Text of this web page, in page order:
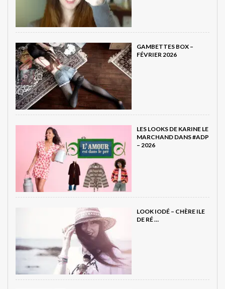
GAMBETTES BOX –
FÉVRIER 2026
LES LOOKS DE KARINE LE
MARCHAND DANS #ADP
– 2026
LOOK IODÉ – CHÈRE ILE
DE RÉ …